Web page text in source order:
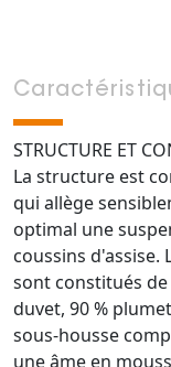
STRUCTURE ET
La structure est
qui allège
optimal une
coussins d'assise.
sont constitués de
duvet, 90 %
sous-housse
une âme en